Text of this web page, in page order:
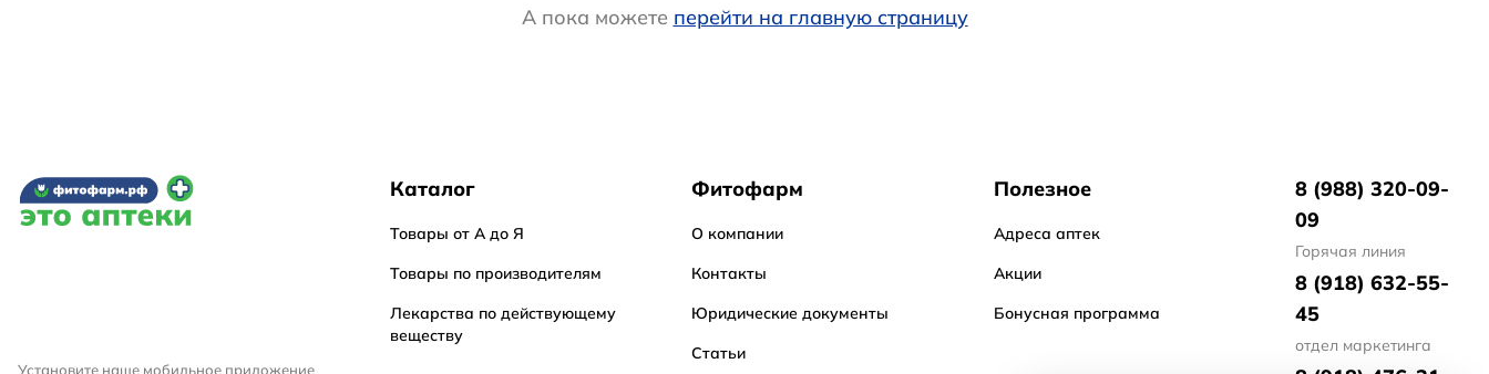
А пока можете перейти на главную страницу
Установите наше мобильное приложение
Каталог
Товары от А до Я
Товары по производителям
Лекарства по действующему
веществу
Фитофарм
О компании
Контакты
Юридические документы
Статьи
Полезное
Адреса аптек
Акции
Бонусная программа
8 (988) 320-09-
09
Горячая линия
8 (918) 632-55-
45
отдел маркетинга